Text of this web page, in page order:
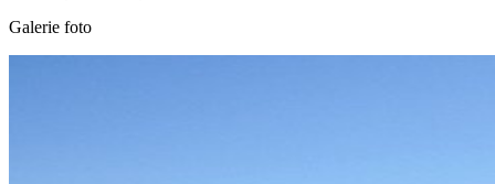
Galerie foto